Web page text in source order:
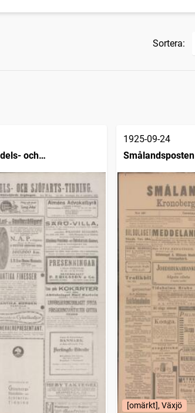
Sortera:
och
1925-09-24
Smålandsposten
[omärkt], Växjö